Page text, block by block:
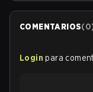
COMENTARIOS(0
Login para